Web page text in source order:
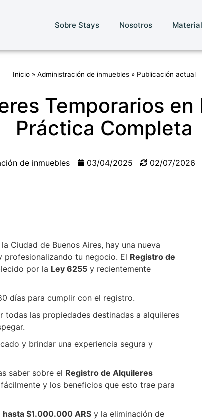
Sobre Stays Nosotros
Inicio » Administración de inmuebles » Publicación actual
Temporarios en
Práctica Completa
de inmuebles 03/04/2025 02/07/2026
Ciudad de Buenos Aires, hay una nueva
profesionalizando tu negocio. El Registro de
por la Ley 6255 y recientemente
días para cumplir con el registro.
las propiedades destinadas a alquileres
y brindar una experiencia segura y
saber sobre el Registro de Alquileres
y los beneficios que esto trae para
hasta $1.000.000 ARS y la eliminación de